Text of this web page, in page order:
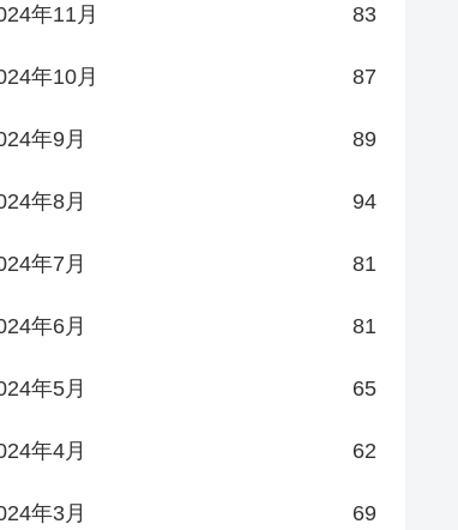
年11月 83
年10月 87
年9月 89
年8月 94
年7月 81
年6月 81
年5月 65
年4月 62
年3月 69